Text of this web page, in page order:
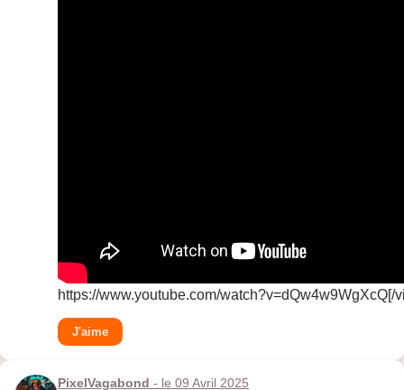
https://www.youtube.com/watch?v=dQw4w9WgXcQ[/
J'aime
PixelVagabond - le 09 Avril 2025